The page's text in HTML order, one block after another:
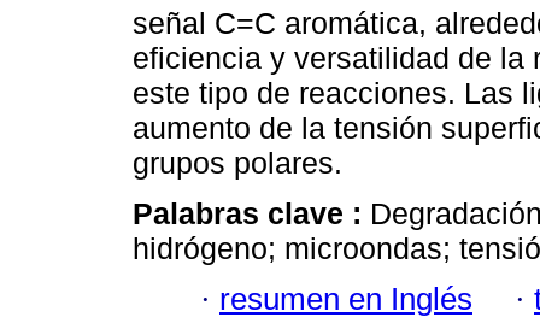
señal C=C aromática,
eficiencia y versatilidad de la
este tipo de reacciones. Las
aumento de la tensión
grupos polares.
Palabras clave :
hidrógeno; microondas;
· resumen en Inglés ·